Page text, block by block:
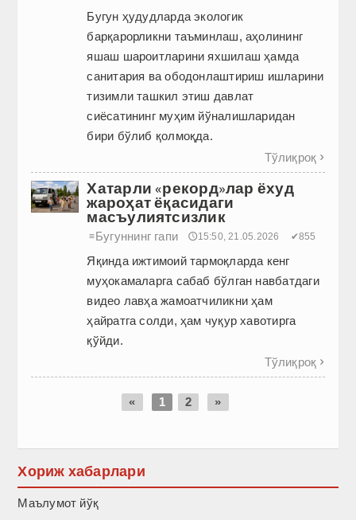
Бугун ҳудудларда экологик
барқарорликни таъминлаш, аҳолининг
яшаш шароитларини яхшилаш ҳамда
санитария ва ободонлаштириш ишларини
тизимли ташкил этиш давлат
сиёсатининг муҳим йўналишларидан
бири бўлиб қолмоқда.
Тўлиқроқ 
Хатарли «рекорд»лар ёхуд
жароҳат ёқасидаги
масъулиятсизлик
≡Бугуннинг гапи 🕔15:50, 21.05.2026 ✔855
Яқинда ижтимоий тармоқларда кенг
муҳокамаларга сабаб бўлган навбатдаги
видео лавҳа жамоатчиликни ҳам
ҳайратга солди, ҳам чуқур хавотирга
қўйди.
Тўлиқроқ 
« 1 2 »
Хориж хабарлари
Маълумот йўқ